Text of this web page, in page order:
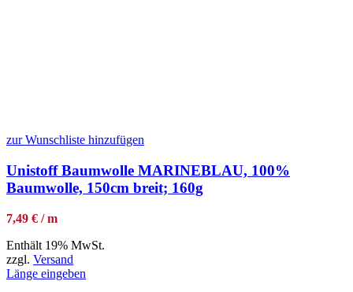
zur Wunschliste hinzufügen
Unistoff Baumwolle MARINEBLAU, 100%
Baumwolle, 150cm breit; 160g
7,49 € / m
Enthält 19% MwSt.
zzgl. Versand
Länge eingeben